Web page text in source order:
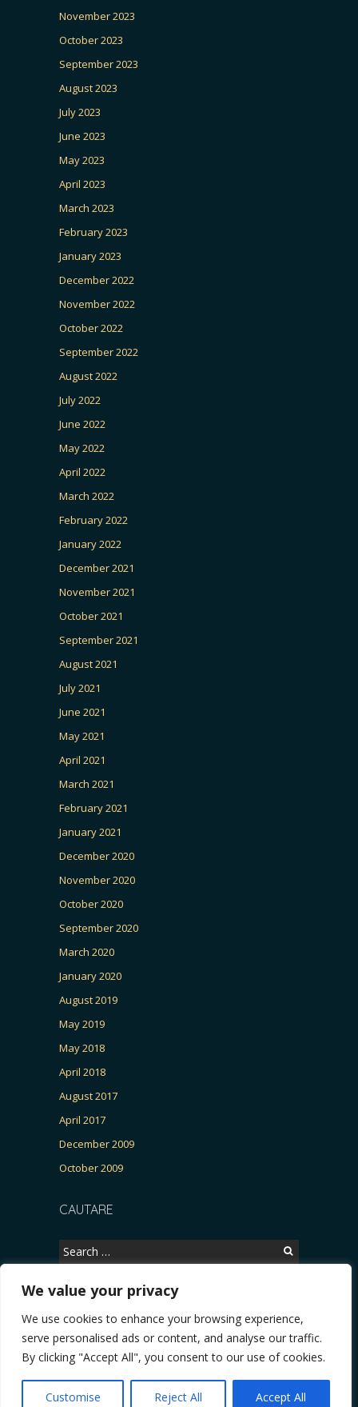
We value your privacy
We use cookies to enhance your browsing experience,
serve personalised ads or content, and analyse our traffic.
By clicking "Accept All", you consent to our use of cookies.
Customise Reject All Accept All
November 2023
October 2023
September 2023
August 2023
July 2023
June 2023
May 2023
April 2023
March 2023
February 2023
January 2023
December 2022
November 2022
October 2022
September 2022
August 2022
July 2022
June 2022
May 2022
April 2022
March 2022
February 2022
January 2022
December 2021
November 2021
October 2021
September 2021
August 2021
July 2021
June 2021
May 2021
April 2021
March 2021
February 2021
January 2021
December 2020
November 2020
October 2020
September 2020
March 2020
January 2020
August 2019
May 2019
May 2018
April 2018
August 2017
April 2017
December 2009
October 2009
CAUTARE
Search
for:
Copyright © 2026, CERTITUDINEA.
Patria, parlamentarele și presa
* VIDEO. Viata lui Eminescu (Necenzurat).
Themes